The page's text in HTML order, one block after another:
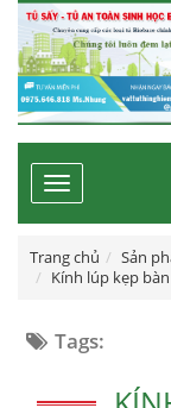
Toggle
navigation
Trang chủ Sản
Kính lúp kẹp bàn
Tags: